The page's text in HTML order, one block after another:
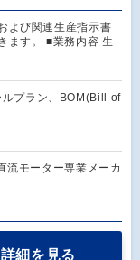
よび関連生産指示書
ます。 ■業務内容 生
ルプラン、BOM(Bill of
流モーター専業メーカ
詳細を見る